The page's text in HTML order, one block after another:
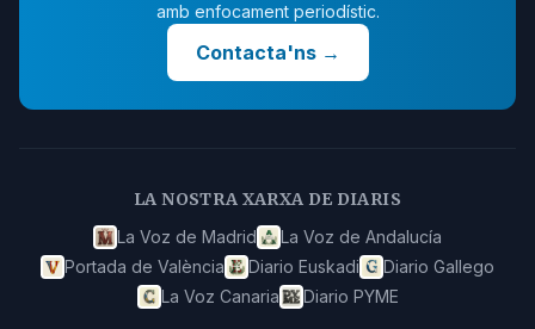
amb enfocament periodístic.
Contacta'ns→
LA NOSTRA XARXA DE DIARIS
La Voz de Madrid
La Voz de Andalucía
Portada de València
Diario Euskadi
Diario Gallego
La Voz Canaria
Diario PYME